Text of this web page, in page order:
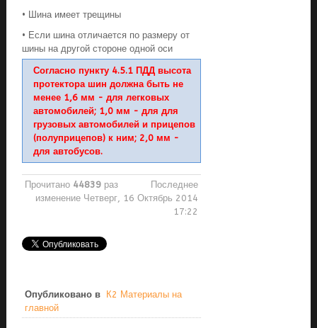
• Шина имеет трещины
• Если шина отличается по размеру от
шины на другой стороне одной оси
Согласно пункту 4.5.1 ПДД высота
протектора шин должна быть не
менее 1,6 мм - для легковых
автомобилей; 1,0 мм - для для
грузовых автомобилей и прицепов
(полуприцепов) к ним; 2,0 мм -
для автобусов.
Прочитано 44839раз
Последнее
изменение Четверг, 16 Октябрь 2014
17:22
Опубликовано в
К2 Материалы на
главной